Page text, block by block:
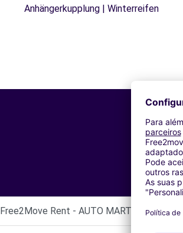
Anhängerkupplung | Winterreifen
Free2Move Rent - AUTO MARTINAUTO -